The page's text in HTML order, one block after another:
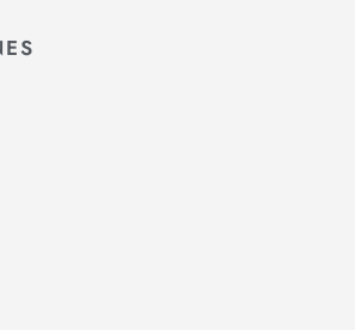
no es capitalista, es de